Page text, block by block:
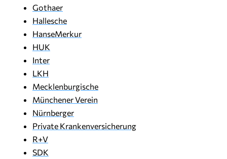
Gothaer
Hallesche
HanseMerkur
HUK
Inter
LKH
Mecklenburgische
Münchener Verein
Nürnberger
Private Krankenversicherung
R+V
SDK